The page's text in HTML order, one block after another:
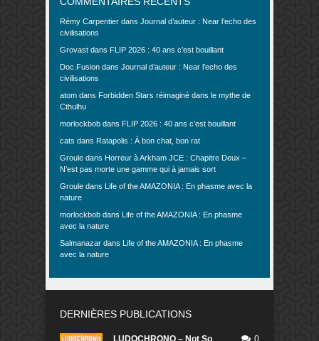
Rémy Carpentier dans Journal d’auteur : Near l’echo des
civilisations
Grovast dans FLIP 2026 : 40 ans c’est bouillant
Doc.Fusion dans Journal d’auteur : Near l’echo des
civilisations
atom dans Forbidden Stars réimaginé dans le mythe de
Cthulhu
morlockbob dans FLIP 2026 : 40 ans c’est bouillant
cats dans Ratapolis : À bon chat, bon rat
Groule dans Horreur à Arkham JCE : Chapitre Deux –
N’est pas morte une gamme qui à jamais sort
Groule dans Life of the AMAZONIA : En phasme avec la
nature
morlockbob dans Life of the AMAZONIA : En phasme
avec la nature
Salmanazar dans Life of the AMAZONIA : En phasme
avec la nature
DERNIÈRES PUBLICATIONS
LUDOCHRONO – Not So
0